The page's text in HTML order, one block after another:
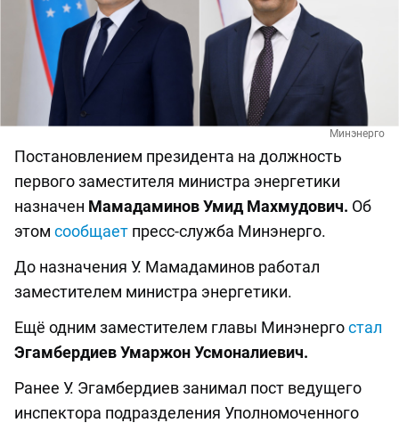
Минэнерго
Постановлением президента на должность
первого заместителя министра энергетики
назначен Мамадаминов Умид Махмудович. Об
этом сообщает пресс-служба Минэнерго.
До назначения У. Мамадаминов работал
заместителем министра энергетики.
Ещё одним заместителем главы Минэнергостал
Эгамбердиев Умаржон Усмоналиевич.
Ранее У. Эгамбердиев занимал пост ведущего
инспектора подразделения Уполномоченного